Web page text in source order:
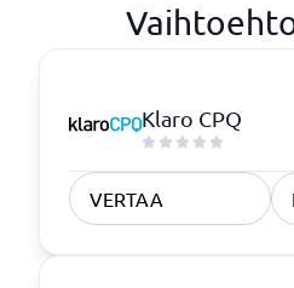
Klaro CPQ
VERTAA